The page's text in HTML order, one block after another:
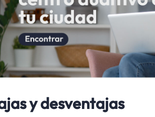
y desventajas